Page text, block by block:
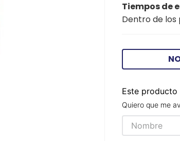
Tiempos de
Dentro de los
Este producto
Quiero que me